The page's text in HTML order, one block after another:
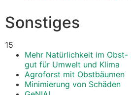
Sonstiges
15
Mehr Natürlichkeit im Obst-
gut für Umwelt und Klima
Agroforst mit Obstbäumen
Minimierung von Schäden